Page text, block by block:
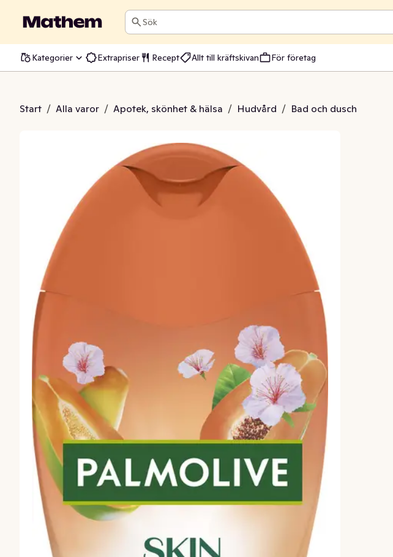
Sök
Kategorier Extrapriser Recept Allt till kräftskivan För företag
Start / Alla varor / Apotek, skönhet & hälsa / Hudvård / Bad och dusch
Papaya & Peach